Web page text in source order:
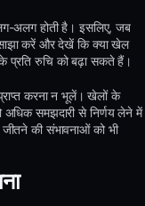
अलग होती है। इसलिए, जब
करें और देखें कि क्या खेल
रुचि को बढ़ा सकते हैं।
करना न भूलें। खेलों के
अधिक समझदारी से निर्णय लेने में
की संभावनाओं को भी